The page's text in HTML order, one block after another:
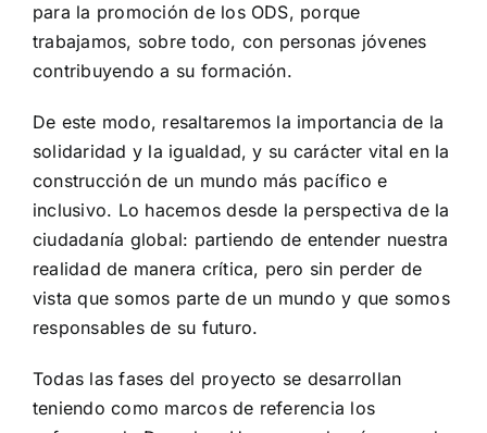
para la promoción de los ODS, porque
trabajamos, sobre todo, con personas jóvenes
contribuyendo a su formación.
De este modo, resaltaremos la importancia de la
solidaridad y la igualdad, y su carácter vital en la
construcción de un mundo más pacífico e
inclusivo. Lo hacemos desde la perspectiva de la
ciudadanía global: partiendo de entender nuestra
realidad de manera crítica, pero sin perder de
vista que somos parte de un mundo y que somos
responsables de su futuro.
Todas las fases del proyecto se desarrollan
teniendo como marcos de referencia los